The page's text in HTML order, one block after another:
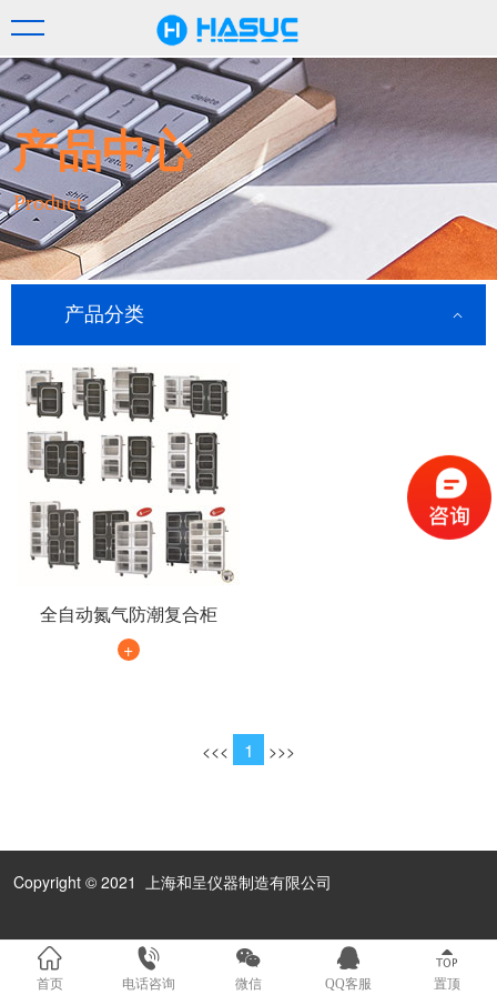
产品中心
Product
产品分类
全自动氮气防潮复合柜
+
<<< 1 >>>
Copyright © 2021 上海和呈仪器制造有限公司
首页 电话咨询 微信 QQ客服 置顶